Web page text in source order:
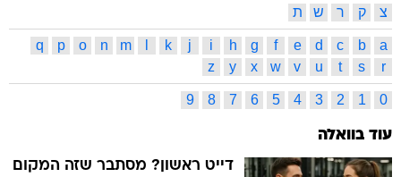
צ
ק ר ש ת
a
b
c
d
e
f
g
h
i
j
k
m
n
o
p
q
r
s
t
u
v
w
x
y
z
0
1
2
3
4
5
6
7
8
9
עוד בוואלה
דייט ראשון? מסתבר שזה המקום